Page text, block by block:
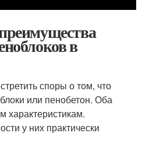
в
споры о том, что
или пенобетон. Оба
характеристикам.
у них практически